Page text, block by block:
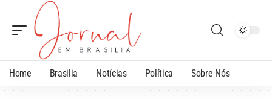
Home Brasilia Notícias Política Sobre Nós